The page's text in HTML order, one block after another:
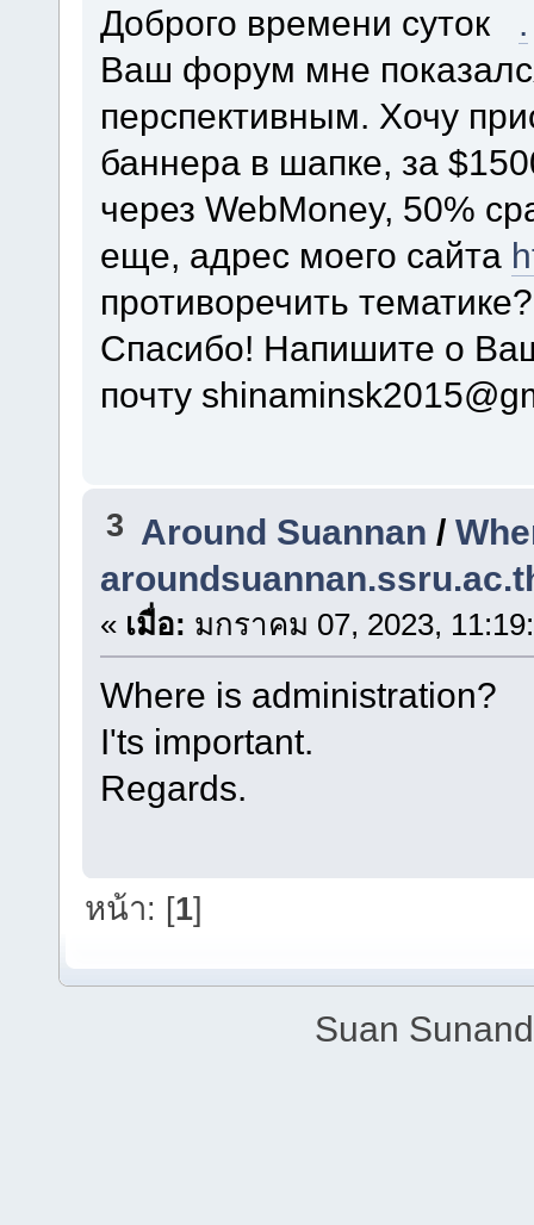
Доброго времени суток .
Ваш форум мне
перспективным. Хочу
баннера в шапке, за
через WebMoney, 50%
еще, адрес моего сайта
противоречить тематике?
Спасибо! Напишите о
почту
3 Around Suannan /
« เมื่อ: มกราคม 07, 2023,
Where is administration?
I'ts important.
Regards.
หน้า: [1]
Suan